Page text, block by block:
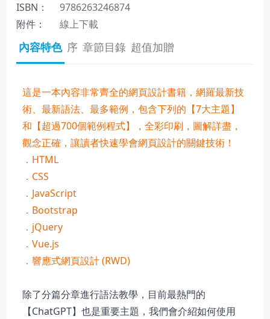
ISBN：
9786263246874
附件：
線上下載
內容特色 序 章節目錄 超值加贈
這是一本內容非常齊全的網頁設計書籍，網羅最新技
術、最新語法、最多範例，包含下列的【7大主題】
和【超過700個範例程式】，全彩印刷，圖解詳盡，
觀念正確，讓讀者快速學會網頁設計的關鍵技術！
．HTML
．CSS
．JavaScript
．Bootstrap
．jQuery
．Vue.js
．響應式網頁設計 (RWD)
除了分篇分章進行語法教學，目前最熱門的
【ChatGPT】也是重要主題，我們會介紹如何使用